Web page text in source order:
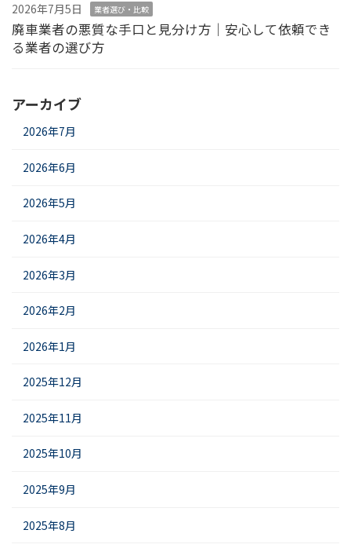
2026年7月5日 業者選び・比較
廃車業者の悪質な手口と見分け方｜安心して依頼でき
る業者の選び方
アーカイブ
2026年7月
2026年6月
2026年5月
2026年4月
2026年3月
2026年2月
2026年1月
2025年12月
2025年11月
2025年10月
2025年9月
2025年8月